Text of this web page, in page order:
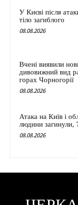
У Києві після
тіло загиблого
08.08.2026
Вчені виявили
дивовижний вид
горах Чорногорії
08.08.2026
Атака на Київ і
людини загинули,
08.08.2026